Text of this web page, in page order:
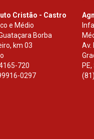
Cristão - Castro
e Médio
Borba
km 03
720
0297
Av.
PE,